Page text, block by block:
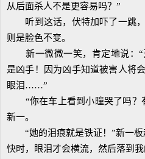
从后面杀人不是更容易吗？”
听到这话，伏特加吓了一跳，
则是脸色不变。
新一微微一笑，肯定地说：“
是凶手！因为凶手知道被害人将
眼泪……”
“你在车上看到小瞳哭了吗？
新一。
“她的泪痕就是铁证！”新一板
快时，眼泪才会横流，然后落到